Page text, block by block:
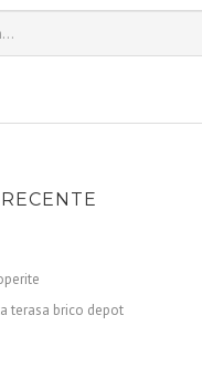
terasa brico depot